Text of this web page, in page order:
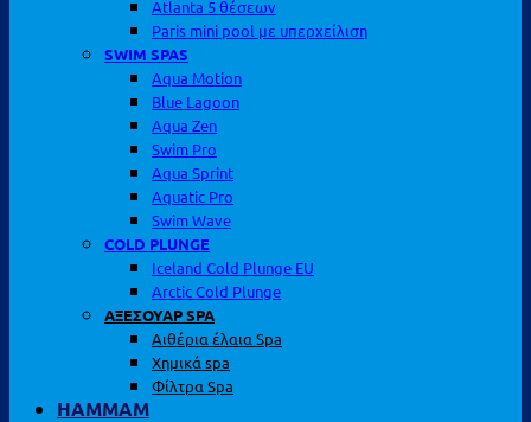
Atlanta 5 θέσεων
Paris mini pool με υπερχείλιση
SWIM SPAS
Aqua Motion
Blue Lagoon
Aqua Zen
Swim Pro
Aqua Sprint
Aquatic Pro
Swim Wave
COLD PLUNGE
Iceland Cold Plunge EU
Arctic Cold Plunge
ΑΞΕΣΟΥΑΡ SPA
Αιθέρια έλαια Spa
Χημικά spa
Φίλτρα Spa
HAMMAM